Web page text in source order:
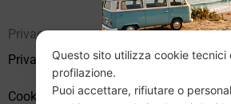
Privacy
Privacy Policy
Cookie Policy (UE)
Questo sito utilizza cookie tecnici
profilazione.
Puoi accettare, rifiutare o